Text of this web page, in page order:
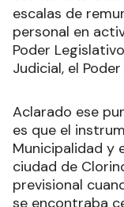
escalas de
personal en
Poder
Judicial, el
Aclarado ese
es que el
Municipalidad y
ciudad de
previsional